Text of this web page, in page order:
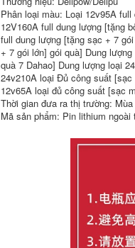
Nhôm Dã Ngoại BBQ
Nhẹ Bàn Nhỏ Thiết
Bị Cắm Trại Tour Tự
Lái Xe ghế gấp gọn
bộ bàn ghế an
thông minh
449,000
bộ bàn ghế ăn cơm
gấp gọn Đô Thị
Sóng Ghế Gấp
Ghế Ghế Trung Thu
Bãi Biển Ghế Di
Đô Thị Sóng Ghế
Phân loại màu: Loại 12v95A
12V160A full dung lượng [tặng
full dung lượng [tặng sạc + 7
+ 7 gói lớn] gói quà] Dung
quà 7 Dahao] Dung lượng loại
24v210A loại Đủ công suất
12v65A loại đủ công suất [sạc
Thời gian đưa ra thị trường:
Mã sản phẩm: Pin lithium ngoài